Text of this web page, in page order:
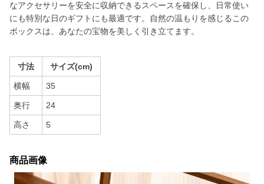
なアクセサリーを安全に収納できるスペースを確保し、日常使い
にも特別な日のギフトにも最適です。自然の温もりを感じるこの
ボックスは、あなたの宝物を美しく引き立てます。
寸法 サイズ(cm)
横幅 35
奥行 24
高さ 5
商品画像